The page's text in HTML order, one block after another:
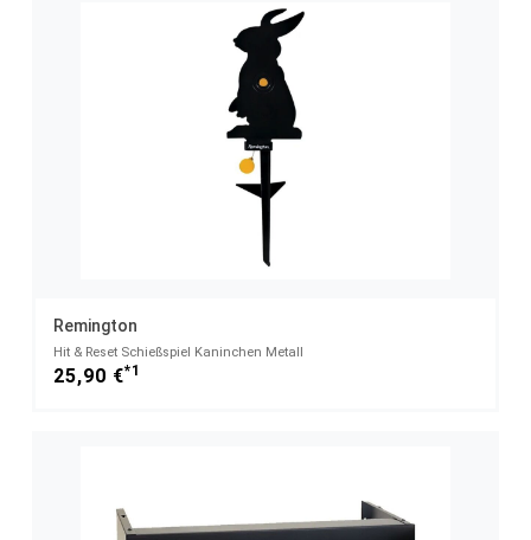
Remington
Hit & Reset Schießspiel Kaninchen Metall
25,90 €*1